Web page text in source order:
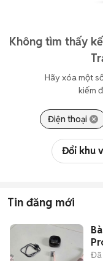
Không tìm thấy
Hãy xóa một
kiếm
Điện thoại
Đổi khu
Tin đăng mới
Đã